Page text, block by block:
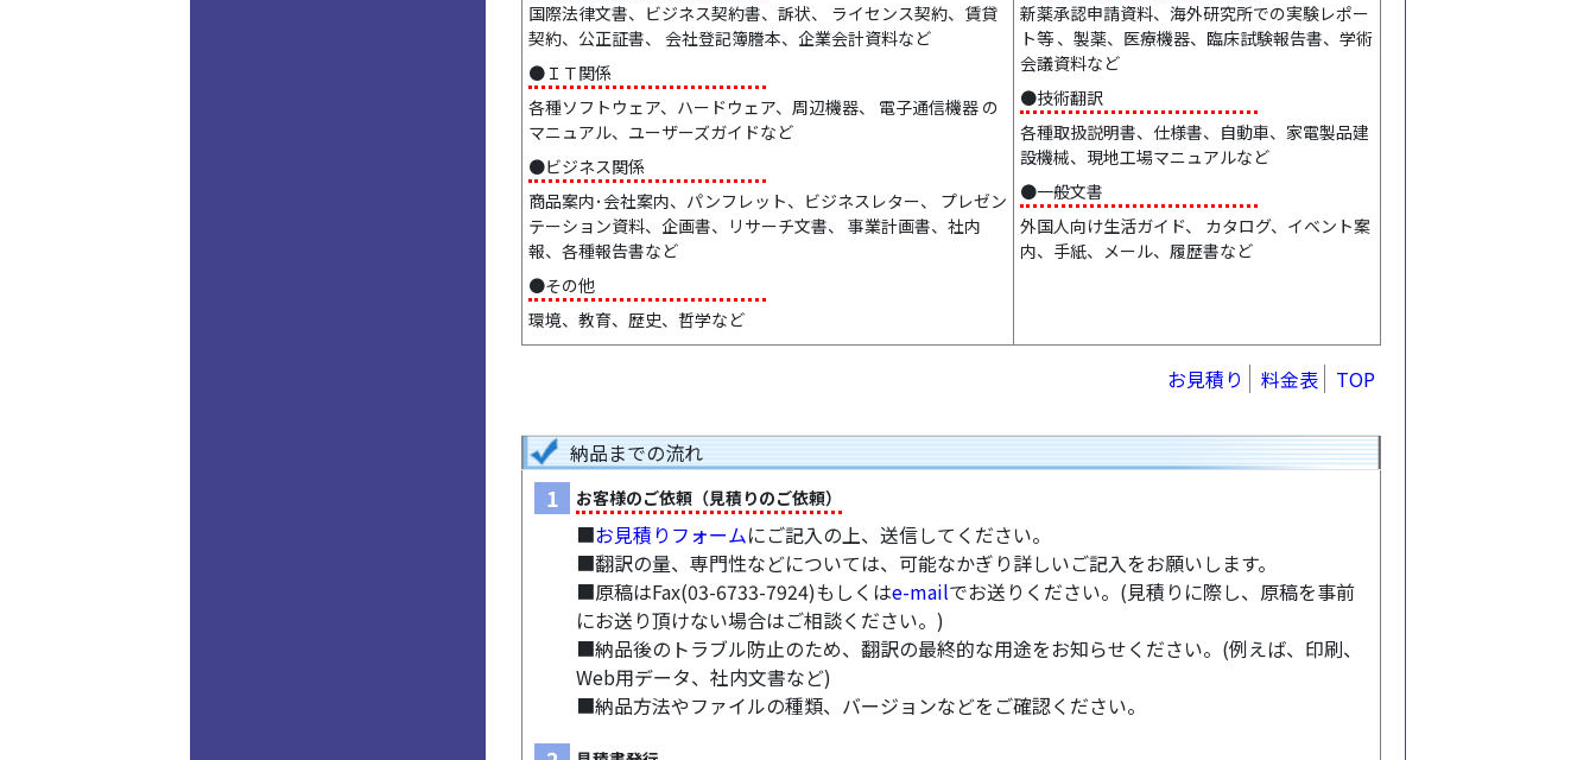
国際法律文書、ビジネス契約書、訴状、 ライセンス契約、賃貸
契約、公正証書、 会社登記簿謄本、企業会計資料など
●ＩＴ関係
各種ソフトウェア、ハードウェア、周辺機器、 電子通信機器 の
マニュアル、ユーザーズガイドなど
●ビジネス関係
商品案内･会社案内、パンフレット、ビジネスレター、 プレゼン
テーション資料、企画書、リサーチ文書、 事業計画書、社内
報、各種報告書など
●その他
環境、教育、歴史、哲学など
新薬承認申請資料、海外研究所での実験レポー
ト等 、製薬、医療機器、臨床試験報告書、学術
会議資料など
●技術翻訳
各種取扱説明書、仕様書、自動車、家電製品建
設機械、現地工場マニュアルなど
●一般文書
外国人向け生活ガイド、 カタログ、イベント案
内、手紙、メール、履歴書など
お見積り 料金表 TOP
納品までの流れ
1 お客様のご依頼（見積りのご依頼）
■お見積りフォームにご記入の上、送信してください。
■翻訳の量、専門性などについては、可能なかぎり詳しいご記入をお願いします。
■原稿はFax(03-6733-7924)もしくはe-mailでお送りください。(見積りに際し、原稿を事前
にお送り頂けない場合はご相談ください。)
■納品後のトラブル防止のため、翻訳の最終的な用途をお知らせください。(例えば、印刷、
Web用データ、社内文書など)
■納品方法やファイルの種類、バージョンなどをご確認ください。